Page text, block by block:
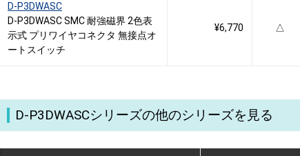
D-P3DWASC
D-P3DWASC SMC 耐強磁界 2色表
示式 プリワイヤコネクタ 無接点オ
ートスイッチ
¥6,770 △
D-P3DWASCシリーズの他のシリーズを見る